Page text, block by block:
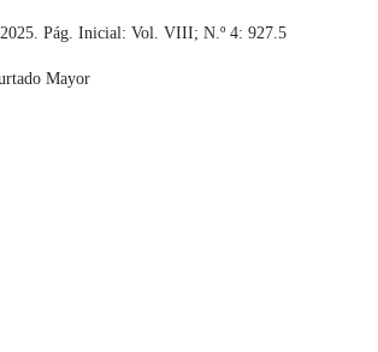
Pág. Inicial: Vol. VIII; N.º 4: 927.5
Mayor